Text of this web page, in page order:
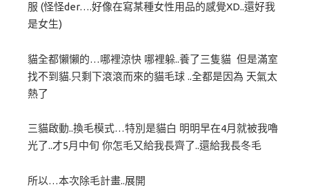
服 (怪怪der….好像在寫某種女性用品的感覺XD..還好我
是女生)
貓全都懶懶的…哪裡涼快 哪裡躲..養了三隻貓 但是滿室
找不到貓.只剩下滾滾而來的貓毛球 ..全都是因為 天氣太
熱了
三貓啟動..換毛模式…特別是貓白 明明早在4月就被我嚕
光了..才5月中旬 你怎毛又給我長齊了..還給我長冬毛
所以…本次除毛計畫..展開